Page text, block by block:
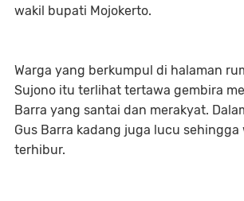
wakil bupati Mojokerto.
Warga yang berkumpul di halaman
Sujono itu terlihat tertawa gembira
Barra yang santai dan merakyat.
Gus Barra kadang juga lucu sehingga
terhibur.